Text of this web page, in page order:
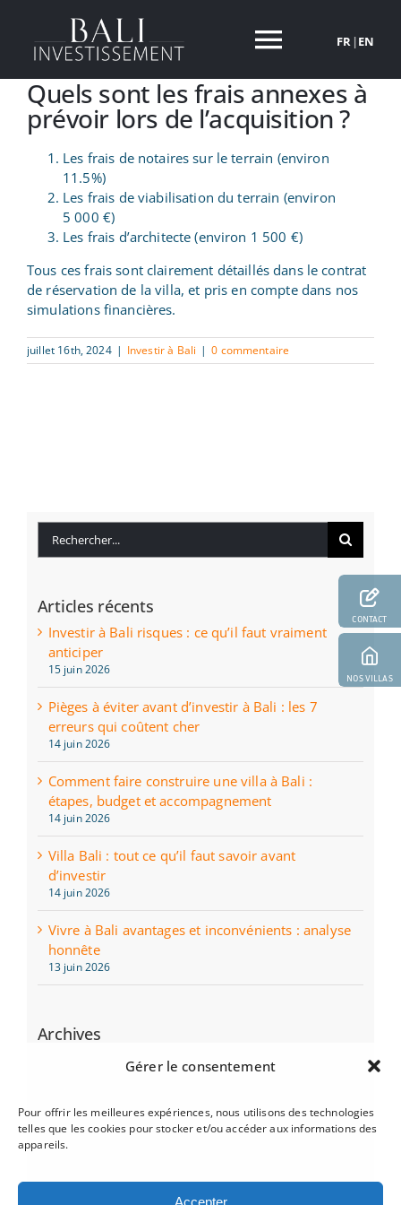
Gérer le consentement
Pour offrir les meilleures expériences, nous utilisons des technologies
telles que les cookies pour stocker et/ou accéder aux informations des
appareils.
Accepter
contenu
Toggle
NOS VILLAS
POURQUOI INVESTIR A BALI
A PROPOS
INVESTIR A BALI
ACTUALITES
FR |EN
Quels sont les frais annexes à
prévoir lors de l’acquisition ?
Les frais de notaires sur le terrain (environ
11.5%)
Les frais de viabilisation du terrain (environ
5 000 €)
Les frais d’architecte (environ 1 500 €)
Tous ces frais sont clairement détaillés dans le contrat
de réservation de la villa, et pris en compte dans nos
simulations financières.
juillet 16th, 2024 | Investir à Bali | 0 commentaire
Rechercher:
Articles récents
Investir à Bali risques : ce qu’il faut vraiment
anticiper
15 juin 2026
Pièges à éviter avant d’investir à Bali : les 7
erreurs qui coûtent cher
14 juin 2026
Comment faire construire une villa à Bali :
étapes, budget et accompagnement
14 juin 2026
Villa Bali : tout ce qu’il faut savoir avant
d’investir
14 juin 2026
Vivre à Bali avantages et inconvénients : analyse
honnête
13 juin 2026
Archives
mars 2025
CONTACT
NOS VILLAS